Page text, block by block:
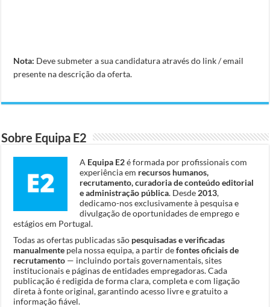
Nota: Deve submeter a sua candidatura através do link / email
presente na descrição da oferta.
Sobre Equipa E2
A Equipa E2é formada por profissionais com
experiência em recursos humanos,
recrutamento, curadoria de conteúdo editorial
e administração pública. Desde 2013,
dedicamo-nos exclusivamente à pesquisa e
divulgação de oportunidades de emprego e
estágios em Portugal.
Todas as ofertas publicadas são pesquisadas e verificadas
manualmente pela nossa equipa, a partir defontes oficiais de
recrutamento — incluindo portais governamentais, sites
institucionais e páginas de entidades empregadoras. Cada
publicação é redigida de forma clara, completa e com ligação
direta à fonte original, garantindo acesso livre e gratuito a
informação fiável.